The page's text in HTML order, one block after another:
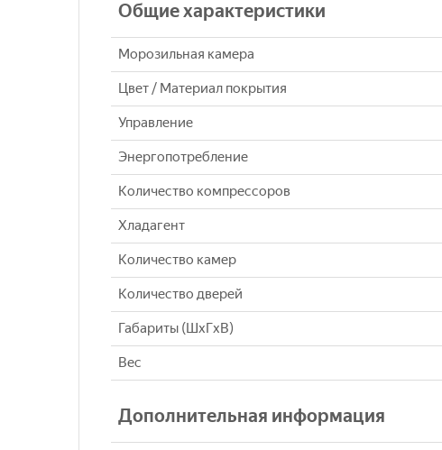
Общие характеристики
Морозильная камера
Цвет / Материал покрытия
Управление
Энергопотребление
Количество компрессоров
Хладагент
Количество камер
Количество дверей
Габариты (ШxГxВ)
Вес
Дополнительная информация